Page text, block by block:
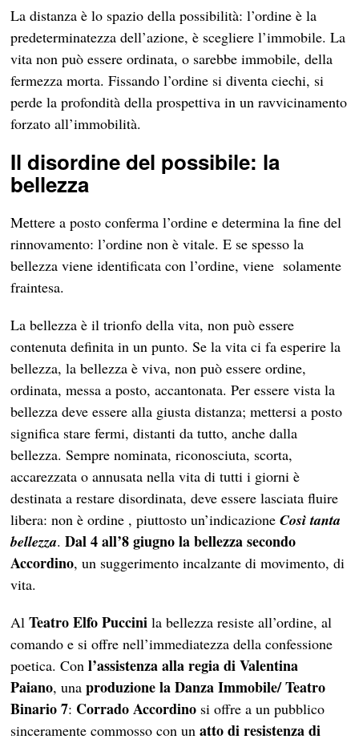
La distanza è lo spazio della possibilità: l’ordine è la
predeterminatezza dell’azione, è scegliere l’immobile. La
vita non può essere ordinata, o sarebbe immobile, della
fermezza morta. Fissando l’ordine si diventa ciechi, si
perde la profondità della prospettiva in un ravvicinamento
forzato all’immobilità.
Il disordine del possibile: la
bellezza
Mettere a posto conferma l’ordine e determina la fine del
rinnovamento: l’ordine non è vitale. E se spesso la
bellezza viene identificata con l’ordine, viene solamente
fraintesa.
La bellezza è il trionfo della vita, non può essere
contenuta definita in un punto. Se la vita ci fa esperire la
bellezza, la bellezza è viva, non può essere ordine,
ordinata, messa a posto, accantonata. Per essere vista la
bellezza deve essere alla giusta distanza; mettersi a posto
significa stare fermi, distanti da tutto, anche dalla
bellezza. Sempre nominata, riconosciuta, scorta,
accarezzata o annusata nella vita di tutti i giorni è
destinata a restare disordinata, deve essere lasciata fluire
libera: non è ordine , piuttosto un’indicazioneCosì tanta
bellezza.Dal 4 all’8 giugno la bellezza secondo
Accordino, un suggerimento incalzante di movimento, di
vita.
AlTeatro Elfo Puccini la bellezza resiste all’ordine, al
comando e si offre nell’immediatezza della confessione
poetica. Conl’assistenza alla regia di Valentina
Paiano, unaproduzione la Danza Immobile/ Teatro
Binario 7: Corrado Accordino si offre a un pubblico
sinceramente commosso con unatto di resistenza di